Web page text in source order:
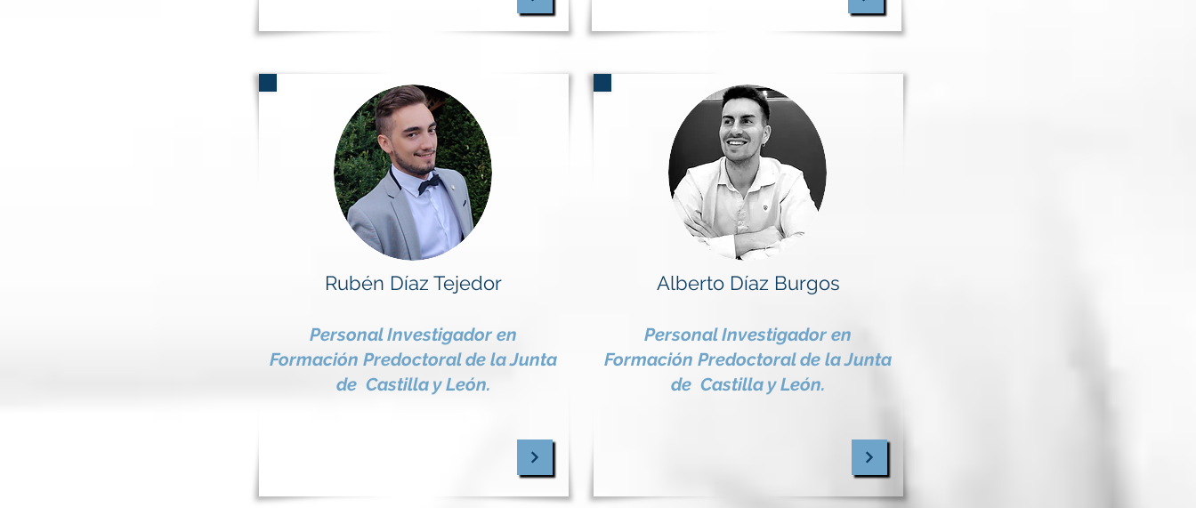
Rubén Díaz Tejedor
Personal Investigador en
Formación Predoctoral de la Junta
de Castilla y León.
Alberto Díaz Burgos
Personal Investigador en
Formación Predoctoral de la Junta
de Castilla y León.